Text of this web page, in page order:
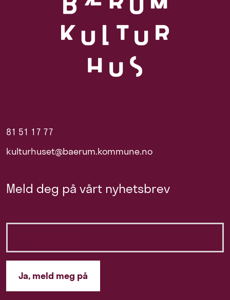
81 51 17 77
kulturhuset@baerum.kommune.no
Meld deg på vårt nyhetsbrev